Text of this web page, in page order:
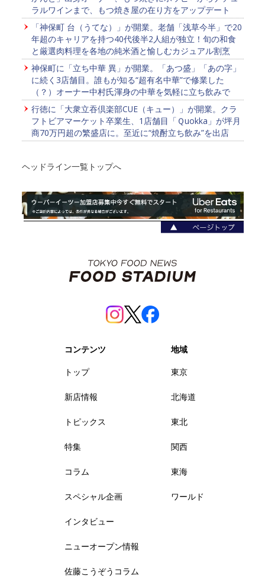
ラルワインまで、もつ焼き屋の在り方をアップデート
「神保町 台（うてな）」が開業。老舗「浅草今半」で20
年超のキャリアを持つ40代後半2人組が独立！旬の和食
と厳選肉料理を各地の純米酒と愉しむカジュアル割烹
神保町に「立ち中華 異」が開業。「あつ盛」「あの字」
に続く3店舗目。誰もが知る“超有名中華”で修業した
（？）オーナー中村氏渾身の中華を気軽に立ち飲みで
行徳に「大衆立吞倶楽部CUE（キュー）」が開業。クラ
フトビアマーケット卒業生、1店舗目「Ｑuokka」が坪月
商70万円超の繁盛店に。至近に“焼酎立ち飲み”を出店
ヘッドライン一覧トップへ
コンテンツ
トップ
新店情報
トピックス
特集
コラム
スペシャル企画
インタビュー
ニューオープン情報
佐藤こうぞうコラム
地域
東京
北海道
東北
関西
東海
ワールド